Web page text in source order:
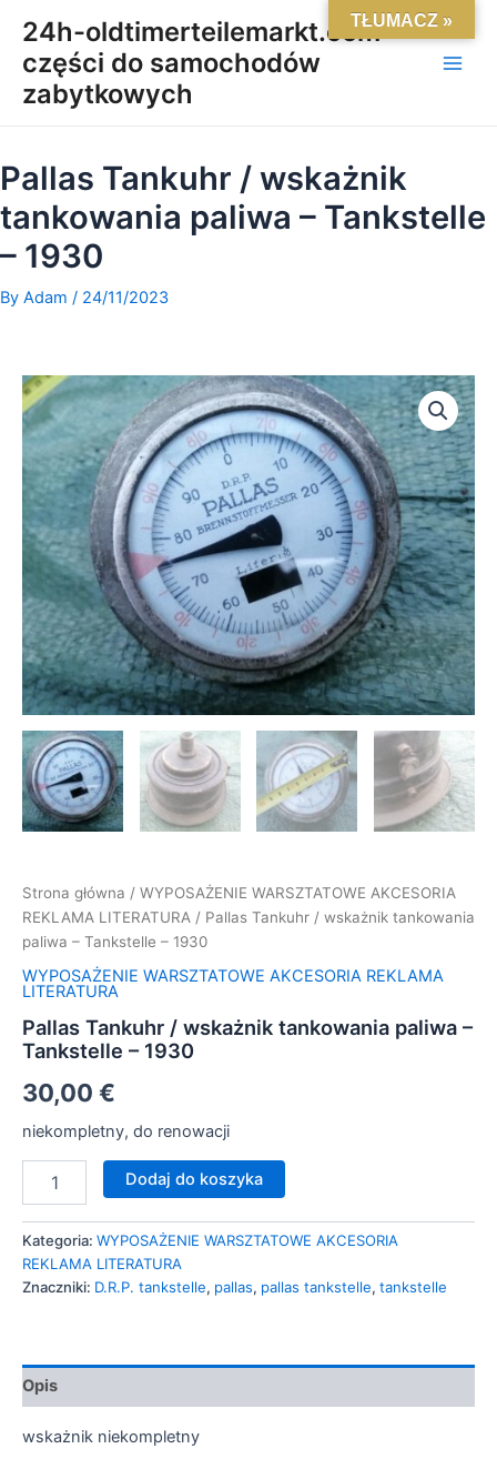
content
24h-oldtimerteilemarkt.com-
części do samochodów
zabytkowych
Main
Pallas Tankuhr / wskażnik
tankowania paliwa – Tankstelle
– 1930
By Adam / 24/11/2023
Strona główna / WYPOSAŻENIE WARSZTATOWE AKCESORIA
REKLAMA LITERATURA / Pallas Tankuhr / wskażnik tankowania
paliwa – Tankstelle – 1930
WYPOSAŻENIE WARSZTATOWE AKCESORIA REKLAMA
LITERATURA
Pallas Tankuhr / wskażnik tankowania paliwa –
Tankstelle – 1930
30,00 €
niekompletny, do renowacji
ilość
Pallas
Tankuhr
wskażnik
tankowania
paliwa
-
Tankstelle
1930
Dodaj do koszyka
Kategoria: WYPOSAŻENIE WARSZTATOWE AKCESORIA
REKLAMA LITERATURA
Znaczniki: D.R.P. tankstelle, pallas, pallas tankstelle, tankstelle
Opis
wskażnik niekompletny
TŁUMACZ »